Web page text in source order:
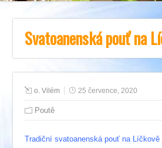
Svatoanenská pouť na
o. Vilém 25 července, 2020
Poutě
Tradiční svatoanenská pouť na